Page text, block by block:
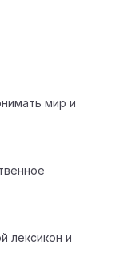
мир и
лексикон и